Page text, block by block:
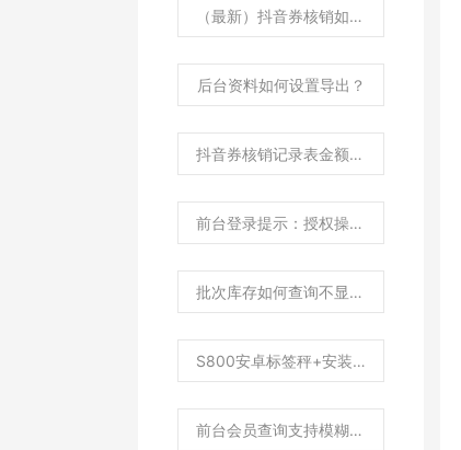
（最新）抖音券核销如何对接？
后台资料如何设置导出？
抖音券核销记录表金额字段来源解析？
前台登录提示：授权操作发生错误！
批次库存如何查询不显示负库存和0库存商品？
S800安卓标签秤+安装食方AI安卓标签秤软件
前台会员查询支持模糊查询怎么设置？